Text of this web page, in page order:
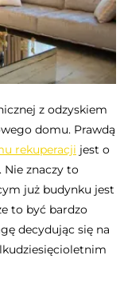
z odzyskiem
domu. Prawdą
rekuperacji jest o
Nie znaczy to
już budynku jest
to być bardzo
decydując się na